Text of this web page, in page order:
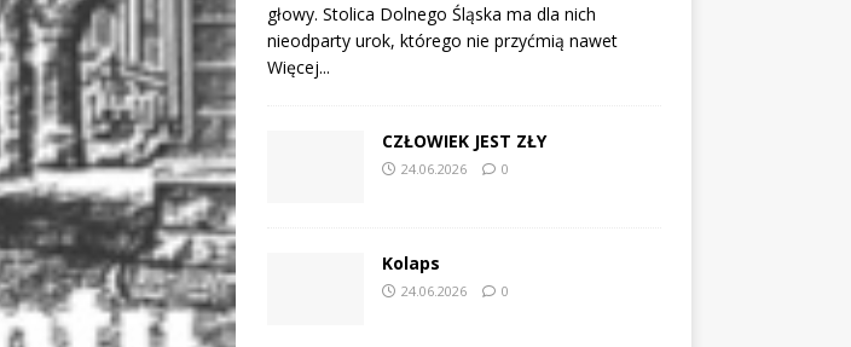
głowy. Stolica Dolnego Śląska ma dla nich
nieodparty urok, którego nie przyćmią nawet
Więcej...
CZŁOWIEK JEST ZŁY
24.06.2026 0
Kolaps
24.06.2026 0